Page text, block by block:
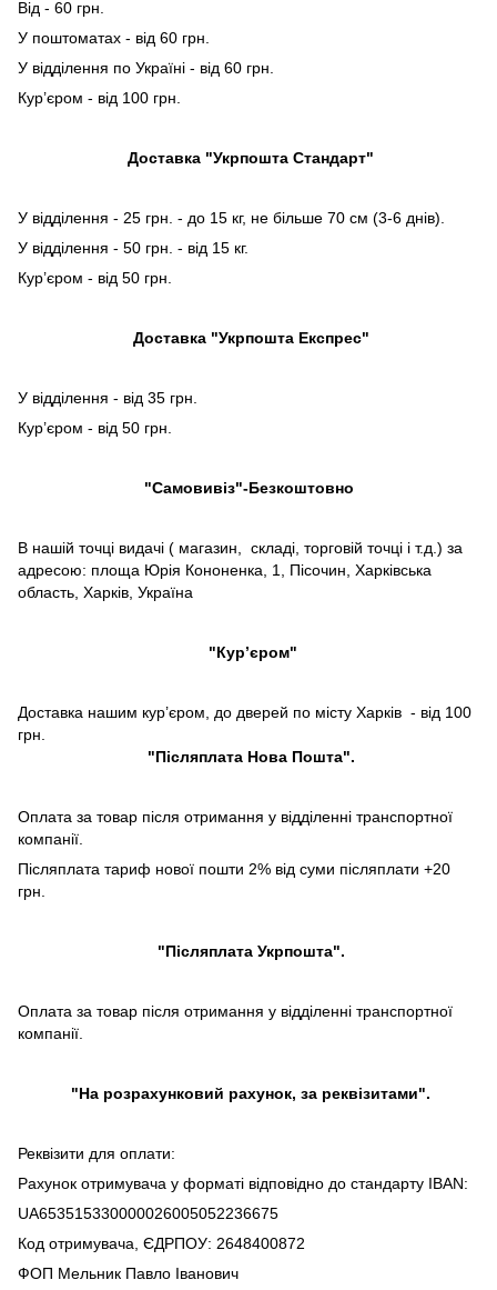
Від - 60 грн.
У поштоматах - від 60 грн.
У відділення по Україні - від 60 грн.
Кур’єром - від 100 грн.
Доставка "Укрпошта Стандарт"
У відділення - 25 грн. - до 15 кг, не більше 70 см (3-6 днів).
У відділення - 50 грн. - від 15 кг.
Кур’єром - від 50 грн.
Доставка "Укрпошта Експрес"
У відділення - від 35 грн.
Кур’єром - від 50 грн.
"Самовивіз"-Безкоштовно
В нашій точці видачі ( магазин, складі, торговій точці і т.д.) за
адресою: площа Юрія Кононенка, 1, Пісочин, Харківська
область, Харків, Україна
"Кур’єром"
Доставка нашим кур’єром, до дверей по місту Харків - від 100
грн.
"Післяплата Нова Пошта".
Оплата за товар після отримання у відділенні транспортної
компанії.
Післяплата тариф нової пошти 2% від суми післяплати +20
грн.
"Післяплата Укрпошта".
Оплата за товар після отримання у відділенні транспортної
компанії.
"На розрахунковий рахунок, за реквізитами".
Реквізити для оплати:
Рахунок отримувача у форматі відповідно до стандарту IBAN:
UA653515330000026005052236675
Код отримувача, ЄДРПОУ: 2648400872
ФОП Мельник Павло Іванович